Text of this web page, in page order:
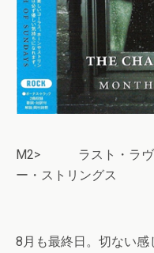
M2> ラスト・ラ
ー・ストリングス
8月も最終日。切ない感